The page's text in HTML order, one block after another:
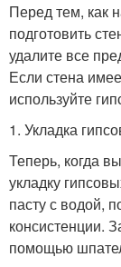
Перед тем, как
подготовить
удалите все
Если стена
используйте
1. Укладка
Теперь, когда
укладку
пасту с водой,
консистенции.
помощью